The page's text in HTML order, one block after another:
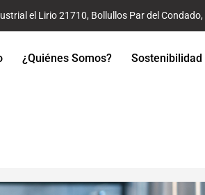
el Lirio 21710, Bollullos Par del Condado,
¿Quiénes Somos? Sostenibilidad